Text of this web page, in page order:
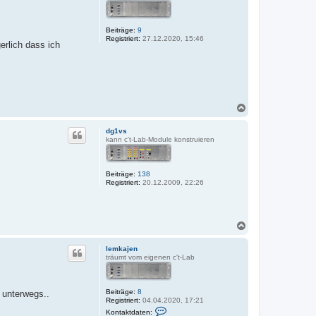
Beiträge: 9
Registriert: 27.12.2020, 15:46
dass ich
dg1vs
kann c't-Lab-Module konstruieren
Beiträge: 138
Registriert: 20.12.2009, 22:26
lemkajen
träumt vom eigenen c't-Lab
Beiträge: 8
Registriert: 04.04.2020, 17:21
Kontaktdaten: